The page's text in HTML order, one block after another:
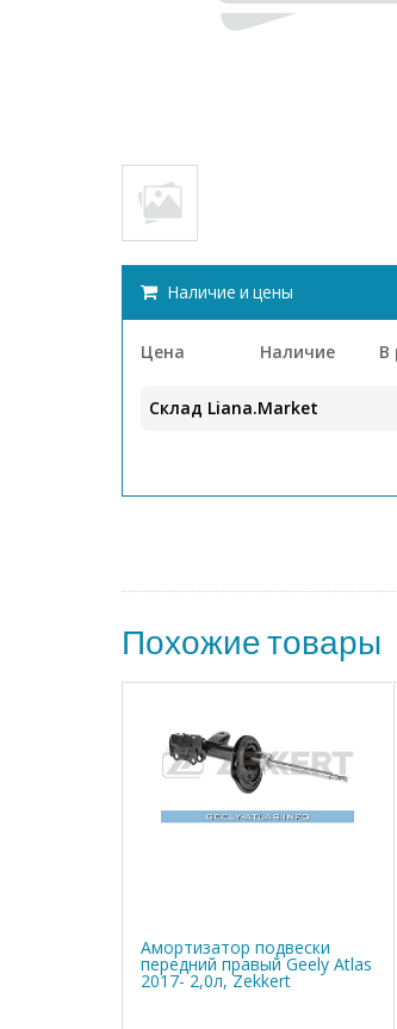
Наличие и цены
Цена Наличие В
Склад Liana.Market
Похожие товары
Амортизатор подвески
передний правый Geely Atlas
2017- 2,0л, Zekkert